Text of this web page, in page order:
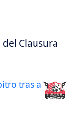
Clausura